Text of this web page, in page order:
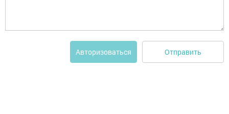
Авторизоваться Отправить